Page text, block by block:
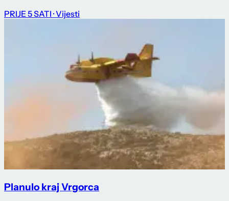
PRIJE 5 SATI · Vijesti
Planulo kraj Vrgorca